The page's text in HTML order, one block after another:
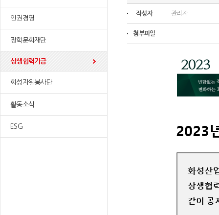
인권경영
장학문화재단
상생협력기금
화성자원봉사단
활동소식
ESG
작성자 관리자
첨부파일